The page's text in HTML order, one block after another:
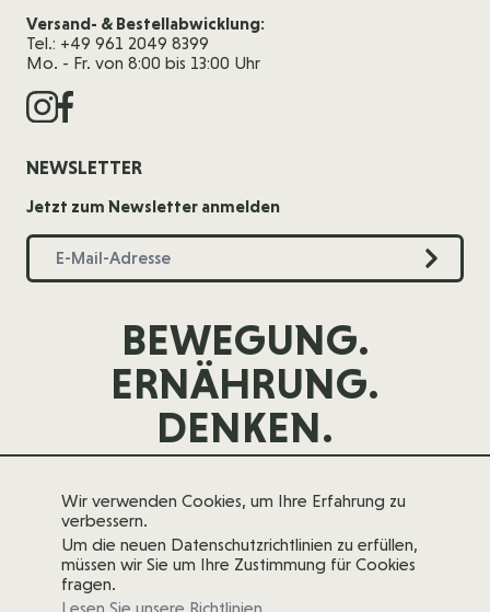
Wir verwenden Cookies, um Ihre Erfahrung zu
verbessern.
Um die neuen Datenschutzrichtlinien zu erfüllen,
müssen wir Sie um Ihre Zustimmung für Cookies
fragen.
BEWEGUNG.
ERNÄHRUNG.
DENKEN.
Versand- & Bestellabwicklung:
Tel.: +49 961 2049 8399
Mo. - Fr. von 8:00 bis 13:00 Uhr
NEWSLETTER
Jetzt zum Newsletter anmelden